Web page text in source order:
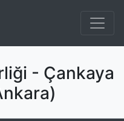
- Çankaya